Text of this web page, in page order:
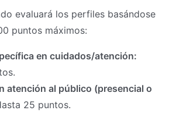
evaluará los perfiles basándose
puntos máximos:
en cuidados/atención:
atención al público (presencial o
25 puntos.